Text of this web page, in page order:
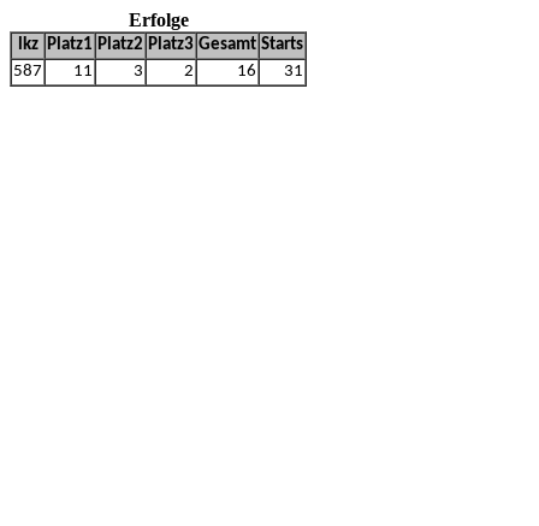
Erfolge
lkz Platz1 Platz2 Platz3 Gesamt Starts
587
11 3 2 16 31